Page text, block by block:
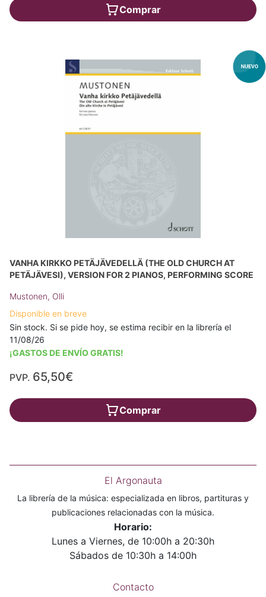
Comprar
VANHA KIRKKO PETÄJÄVEDELLÄ (THE OLD CHURCH AT
PETÄJÄVESI), VERSION FOR 2 PIANOS, PERFORMING SCORE
Mustonen, Olli
Disponible en breve
Sin stock. Si se pide hoy, se estima recibir en la librería el
11/08/26
¡GASTOS DE ENVÍO GRATIS!
PVP. 65,50€
Comprar
El Argonauta
La librería de la música: especializada en libros, partituras y
publicaciones relacionadas con la música.
Horario:
Lunes a Viernes, de 10:00h a 20:30h
Sábados de 10:30h a 14:00h
Contacto